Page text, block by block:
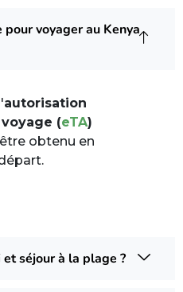
voyager au Kenya
autorisation
(eTA)
obtenu en
séjour à la plage ?